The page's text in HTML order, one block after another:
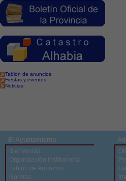
Tablón de anuncios
Fiestas y eventos
Noticias
El Ayuntamiento
Bienvenida
Organización Institucional
Tablón de Anuncios
Normas